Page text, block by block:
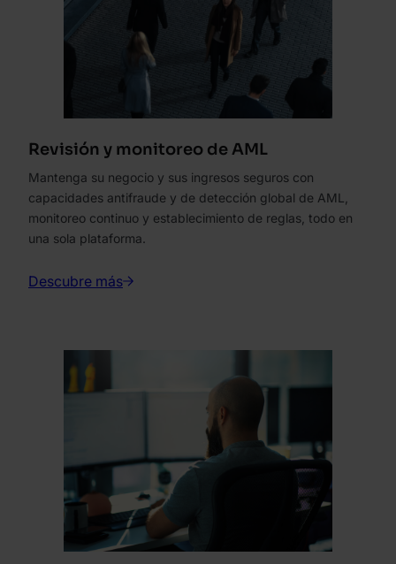
Revisión y monitoreo de AML
Mantenga su negocio y sus ingresos seguros con
capacidades antifraude y de detección global de AML,
monitoreo continuo y establecimiento de reglas, todo en
una sola plataforma.
Descubre más